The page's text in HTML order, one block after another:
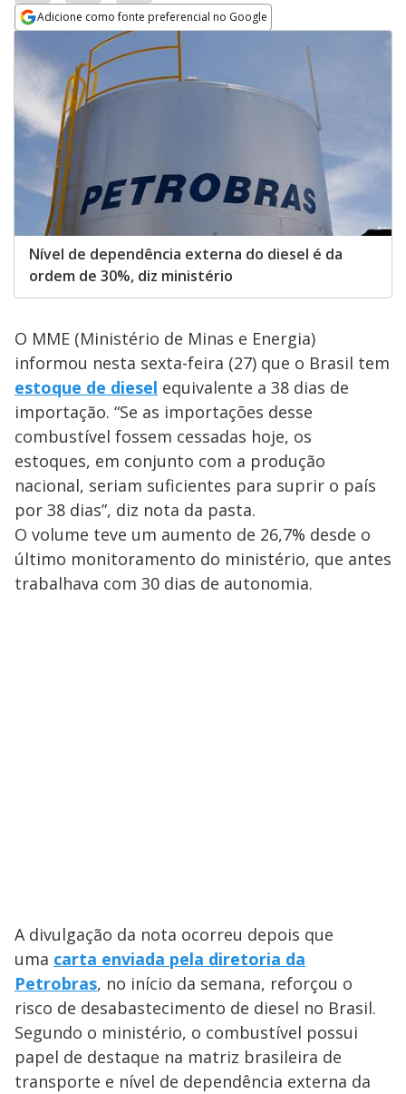
Adicione como fonte preferencial no Google
Opens in new window
Nível de dependência externa do diesel é da
ordem de 30%, diz ministério
O MME (Ministério de Minas e Energia)
informou nesta sexta-feira (27) que o Brasil tem
estoque de diesel equivalente a 38 dias de
importação. “Se as importações desse
combustível fossem cessadas hoje, os
estoques, em conjunto com a produção
nacional, seriam suficientes para suprir o país
por 38 dias”, diz nota da pasta.
O volume teve um aumento de 26,7% desde o
último monitoramento do ministério, que antes
trabalhava com 30 dias de autonomia.
A divulgação da nota ocorreu depois que
uma carta enviada pela diretoria da
Petrobras, no início da semana, reforçou o
risco de desabastecimento de diesel no Brasil.
Segundo o ministério, o combustível possui
papel de destaque na matriz brasileira de
transporte e nível de dependência externa da